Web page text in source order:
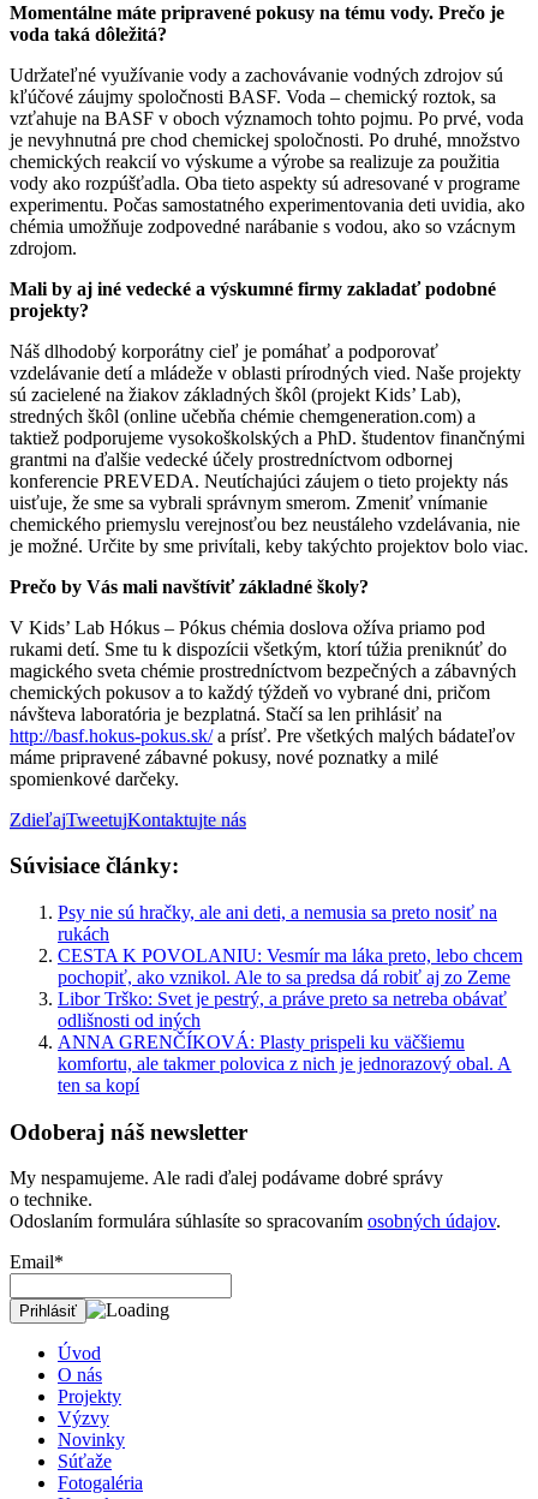
Momentálne máte pripravené pokusy na tému vody. Prečo je
voda taká dôležitá?
Udržateľné využívanie vody a zachovávanie vodných zdrojov sú
kľúčové záujmy spoločnosti BASF. Voda – chemický roztok, sa
vzťahuje na BASF v oboch významoch tohto pojmu. Po prvé, voda
je nevyhnutná pre chod chemickej spoločnosti. Po druhé, množstvo
chemických reakcií vo výskume a výrobe sa realizuje za použitia
vody ako rozpúšťadla. Oba tieto aspekty sú adresované v programe
experimentu. Počas samostatného experimentovania deti uvidia, ako
chémia umožňuje zodpovedné narábanie s vodou, ako so vzácnym
zdrojom.
Mali by aj iné vedecké a výskumné firmy zakladať podobné
projekty?
Náš dlhodobý korporátny cieľ je pomáhať a podporovať
vzdelávanie detí a mládeže v oblasti prírodných vied. Naše projekty
sú zacielené na žiakov základných škôl (projekt Kids’ Lab),
stredných škôl (online učebňa chémie chemgeneration.com) a
taktiež podporujeme vysokoškolských a PhD. študentov finančnými
grantmi na ďalšie vedecké účely prostredníctvom odbornej
konferencie PREVEDA. Neutíchajúci záujem o tieto projekty nás
uisťuje, že sme sa vybrali správnym smerom. Zmeniť vnímanie
chemického priemyslu verejnosťou bez neustáleho vzdelávania, nie
je možné. Určite by sme privítali, keby takýchto projektov bolo viac.
Prečo by Vás mali navštíviť základné školy?
V Kids’ Lab Hókus – Pókus chémia doslova ožíva priamo pod
rukami detí. Sme tu k dispozícii všetkým, ktorí túžia preniknúť do
magického sveta chémie prostredníctvom bezpečných a zábavných
chemických pokusov a to každý týždeň vo vybrané dni, pričom
návšteva laboratória je bezplatná. Stačí sa len prihlásiť na
http://basf.hokus-pokus.sk/a prísť. Pre všetkých malých bádateľov
máme pripravené zábavné pokusy, nové poznatky a milé
spomienkové darčeky.
ZdieľajTweetujKontaktujte nás
Súvisiace články:
Psy nie sú hračky, ale ani deti, a nemusia sa preto nosiť na
rukách
CESTA K POVOLANIU: Vesmír ma láka preto, lebo chcem
pochopiť, ako vznikol. Ale to sa predsa dá robiť aj zo Zeme
Libor Trško: Svet je pestrý, a práve preto sa netreba obávať
odlišnosti od iných
ANNA GRENČÍKOVÁ: Plasty prispeli ku väčšiemu
komfortu, ale takmer polovica z nich je jednorazový obal. A
ten sa kopí
Odoberaj náš newsletter
My nespamujeme. Ale radi ďalej podávame dobré správy
o technike.
Odoslaním formulára súhlasíte so spracovaním osobných údajov.
Email*
Úvod
O nás
Projekty
Výzvy
Novinky
Súťaže
Fotogaléria